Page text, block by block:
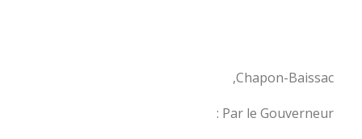
Chapon-Baissac,
Par le Gouverneur :